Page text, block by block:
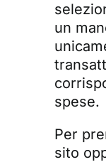
un
spese.
Per
sito